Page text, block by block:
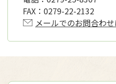
FAX： 0279-22-2132
メールでのお問合わ